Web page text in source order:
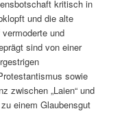
kritisch in
und die alte
und
sind von einer
sowie
zwischen „Laien“ und
einem Glaubensgut